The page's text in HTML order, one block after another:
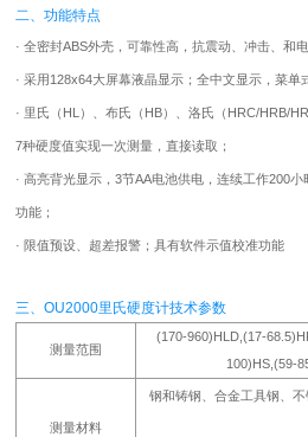
二、功能特点
· 全密封ABS外壳，可靠性高，抗震动、冲击、和
· 采用128x64大屏幕液晶显示；全中文显示，菜单
· 里氏（HL）、布氏（HB）、洛氏（HRC/HRB/
7种硬度值实现一次测量，直接读取；
· 高亮背光显示，3节AA电池供电，连续工作200
功能；
· 限值预设、超差报警；具有软件示值校准功能
三、OU2000里氏硬度计技术参数
测量范围
(170-960)HLD,(17-
100)HS,(59-
测量材料
钢和铸钢、合金工具钢、